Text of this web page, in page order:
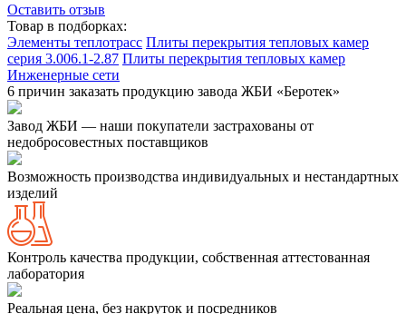
Оставить отзыв
Товар в подборках:
Элементы теплотрасс Плиты перекрытия тепловых камер
серия 3.006.1-2.87 Плиты перекрытия тепловых камер
Инженерные сети
6 причин заказать продукцию завода ЖБИ «Беротек»
Завод ЖБИ — наши покупатели застрахованы от
недобросовестных поставщиков
Возможность производства индивидуальных и нестандартных
изделий
Контроль качества продукции, собственная аттестованная
лаборатория
Реальная цена, без накруток и посредников